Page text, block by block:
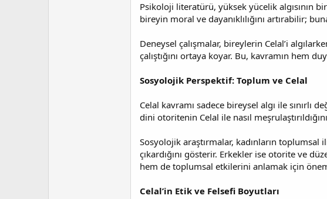
Psikoloji literatürü, yüksek yücelik algısının
bireyin moral ve dayanıklılığını artırabilir;
Deneysel çalışmalar, bireylerin Celal’i
çalıştığını ortaya koyar. Bu, kavramın hem
Sosyolojik Perspektif: Toplum ve Celal
Celal kavramı sadece bireysel algı ile
dini otoritenin Celal ile nasıl
Sosyolojik araştırmalar, kadınların
çıkardığını gösterir. Erkekler ise otorite ve
hem de toplumsal etkilerini anlamak için
Celal’in Etik ve Felsefi Boyutları